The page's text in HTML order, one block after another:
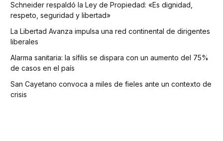
Schneider respaldó la Ley de Propiedad: «Es dignidad,
respeto, seguridad y libertad»
La Libertad Avanza impulsa una red continental de dirigentes
liberales
Alarma sanitaria: la sífilis se dispara con un aumento del 75%
de casos en el país
San Cayetano convoca a miles de fieles ante un contexto de
crisis